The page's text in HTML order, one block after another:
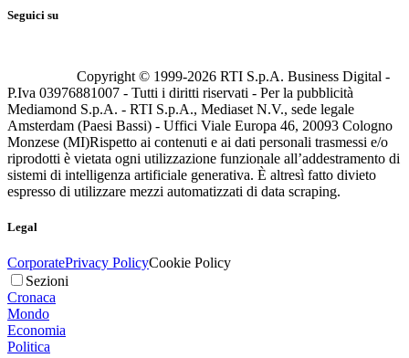
Seguici su
Copyright © 1999-2026 RTI S.p.A. Business Digital -
P.Iva 03976881007 - Tutti i diritti riservati - Per la pubblicità
Mediamond S.p.A. - RTI S.p.A., Mediaset N.V., sede legale
Amsterdam (Paesi Bassi) - Uffici Viale Europa 46, 20093 Cologno
Monzese (MI)Rispetto ai contenuti e ai dati personali trasmessi e/o
riprodotti è vietata ogni utilizzazione funzionale all’addestramento di
sistemi di intelligenza artificiale generativa. È altresì fatto divieto
espresso di utilizzare mezzi automatizzati di data scraping.
Legal
CorporatePrivacy PolicyCookie Policy
Sezioni
Cronaca
Mondo
Economia
Politica